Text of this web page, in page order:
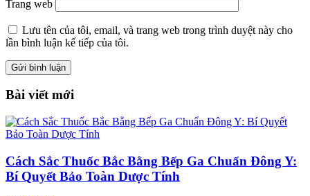
Trang web
Lưu tên của tôi, email, và trang web trong trình duyệt này cho
lần bình luận kế tiếp của tôi.
Bài viết mới
Cách Sắc Thuốc Bắc Bằng Bếp Ga Chuẩn Đông Y:
Bí Quyết Bảo Toàn Dược Tính